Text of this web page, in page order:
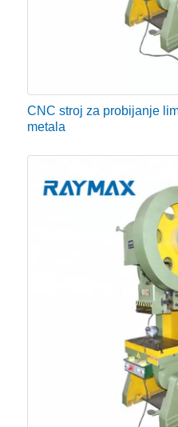
CNC stroj za probijanje
metala